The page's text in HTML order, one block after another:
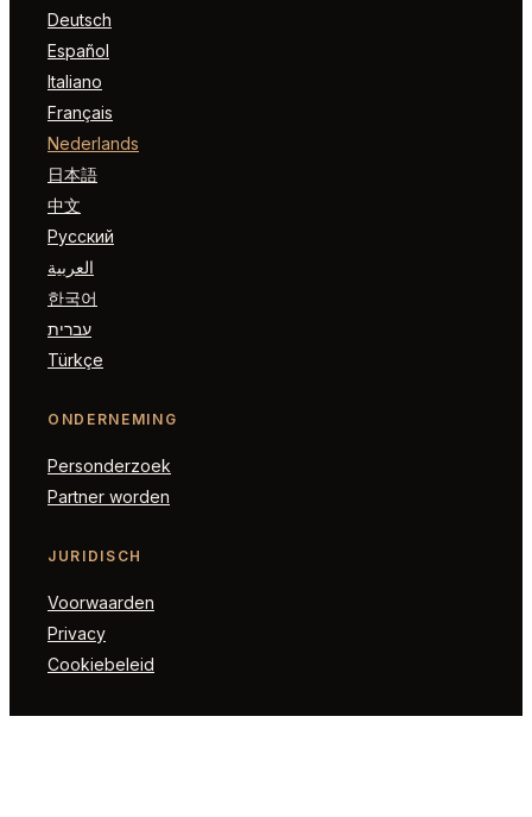
Deutsch
Español
Italiano
Français
Nederlands
日本語
中文
Русский
العربية
한국어
עברית
Türkçe
ONDERNEMING
Personderzoek
Partner worden
JURIDISCH
Voorwaarden
Privacy
Cookiebeleid